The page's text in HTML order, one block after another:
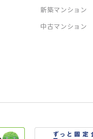
新築マンション
中古マンション